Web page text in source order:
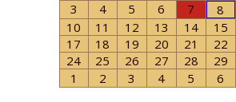
3
4 5 6 7 8
10
11 12 13 14 15
17
18 19 20 21 22
24
25 26 27 28 29
1
2 3 4 5 6